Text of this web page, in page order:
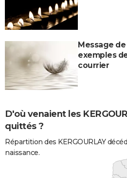
Message
exemples
courrier
D'où venaient les
quittés ?
Répartition des KERGOURLAY
naissance.